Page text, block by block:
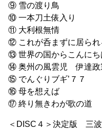
⑨ 雪の渡り鳥
⑩ 一本刀土俵入り
⑪ 大利根無情
⑫ これが呑まずに居られ
⑬ 世界の国からこんにち
⑭ 奥州の風雲児 伊達政
⑮ でんぐりブギ’７７
⑯ 母を想えば
⑰ 終り無きわが歌の道
＜DISC４＞決定版 三